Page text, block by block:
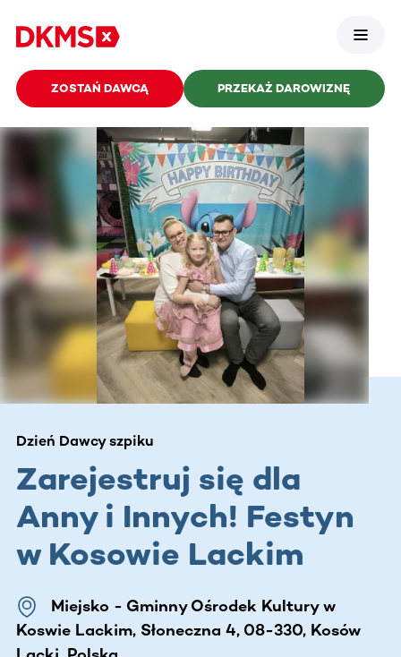
ZOSTAŃ DAWCĄ PRZEKAŻ DAROWIZNĘ
Dzień Dawcy szpiku
Zarejestruj się dla
Anny i Innych! Festyn
w Kosowie Lackim
Miejsko - Gminny Ośrodek Kultury w
Koswie Lackim, Słoneczna 4, 08-330, Kosów